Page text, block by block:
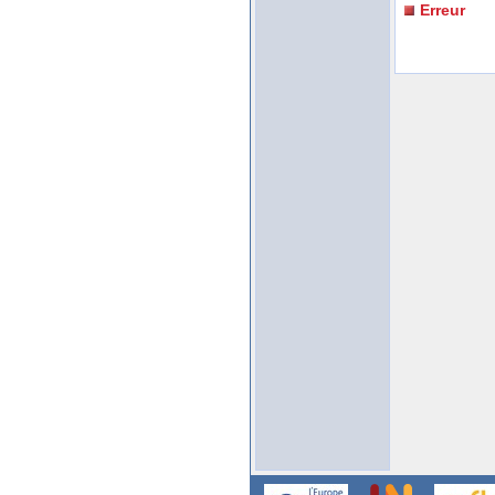
Erreur